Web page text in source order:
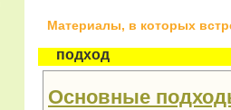
Материалы, в которых
подход
Основные